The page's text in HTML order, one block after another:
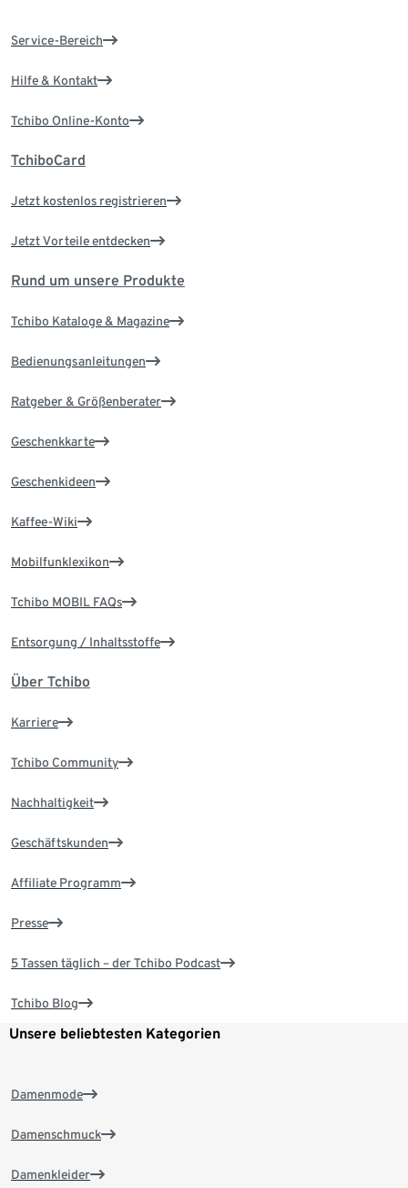
Service-Bereich
Hilfe & Kontakt
Tchibo Online-Konto
TchiboCard
Jetzt kostenlos registrieren
Jetzt Vorteile entdecken
Rund um unsere Produkte
Tchibo Kataloge & Magazine
Bedienungsanleitungen
Ratgeber & Größenberater
Geschenkkarte
Geschenkideen
Kaffee-Wiki
Mobilfunklexikon
Tchibo MOBIL FAQs
Entsorgung / Inhaltsstoffe
Über Tchibo
Karriere
Tchibo Community
Nachhaltigkeit
Geschäftskunden
Affiliate Programm
Presse
5 Tassen täglich – der Tchibo Podcast
Tchibo Blog
Unsere beliebtesten Kategorien
Damenmode
Damenschmuck
Damenkleider